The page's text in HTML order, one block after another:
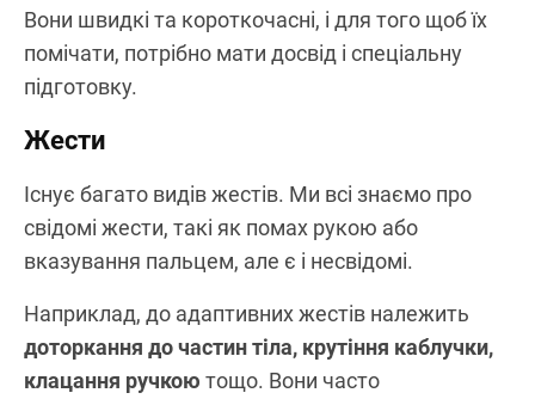
Вони швидкі та короткочасні, і для того щоб їх
помічати, потрібно мати досвід і спеціальну
підготовку.
Жести
Існує багато видів жестів. Ми всі знаємо про
свідомі жести, такі як помах рукою або
вказування пальцем, але є і несвідомі.
Наприклад, до адаптивних жестів належить
доторкання до частин тіла, крутіння каблучки,
клацання ручкою тощо. Вони часто